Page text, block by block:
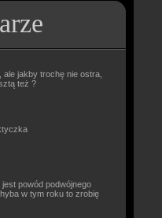
ale jakby trochę nie ostra,
też ?
jest powód podwójnego
w tym roku to zrobię